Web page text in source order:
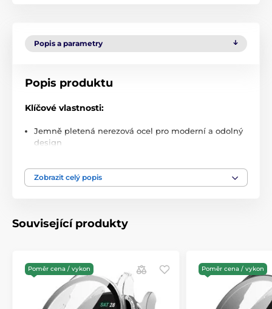
Popis a parametry
Popis produktu
Klíčové vlastnosti:
Jemně pletená nerezová ocel pro moderní a odolný
design
přizpůsobení velikosti
Prodyšná síťovaná konstrukce pro maximální
Kompatibilní se Samsung Watch 22 mm a dalšími
hodinkami s šířkou 22 mm
Produkt je zařazen v kategoriích
Zobrazit celý popis
Související produkty
Poměr cena / vykon Poměr cena / vykon